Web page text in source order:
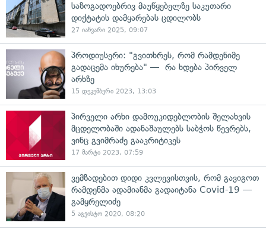
საზოგადოებრივ მაუწყებელზე საკუთარი
დიქტატის დამყარებას ცდილობს
27 იანვარი 2025, 09:07
პროდიუსერი: "გვითხრეს, რომ რამდენიმე
გადაცემა იხურება" — რა ხდება პირველ
არხზე
15 დეკემბერი 2023, 13:03
პირველი არხი დამოუკიდებლობის შელახვის
მცდელობაში ადანაშაულებს საბჭოს წევრებს,
ვინც გვიმრაძე გააკრიტიკეს
17 მარტი 2023, 07:59
ვემზადებით დიდი კვლევისთვის, რომ გავიგოთ
რამდენმა ადამიანმა გადაიტანა Covid-19 —
გამყრელიძე
5 აგვისტო 2020, 08:20